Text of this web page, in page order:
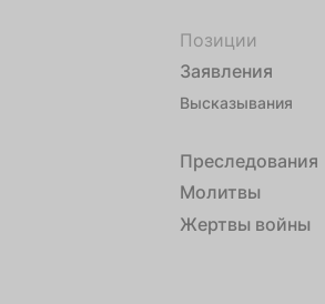
Позиции
Заявления
Высказывания
Преследования
Молитвы
Жертвы войны